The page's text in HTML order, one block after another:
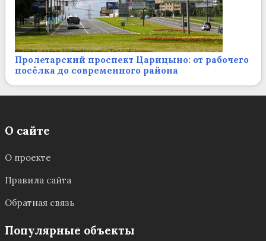
Пролетарский проспект Царицыно: от рабочего
посёлка до современного района
О сайте
О проекте
Правила сайта
Обратная связь
Популярные объекты